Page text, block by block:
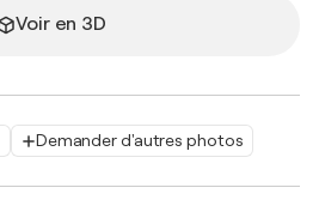
Demander d'autres photos
Voir en 3D